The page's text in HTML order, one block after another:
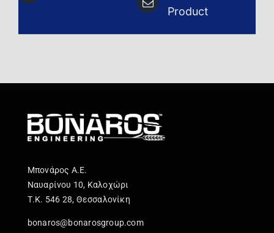
Product
Μπονάρος Α.Ε.
Ναυαρίνου 10, Καλοχώρι
Τ.Κ. 546 28, Θεσσαλονίκη
bonaros@bonarosgroup.com